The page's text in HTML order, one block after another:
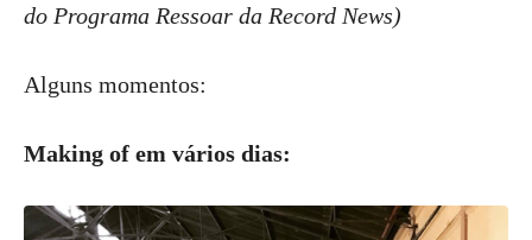
do Programa Ressoar da Record News)
Alguns momentos:
Making of em vários dias: